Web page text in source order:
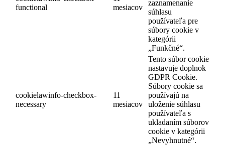
functional
mesiacov
zaznamenanie
súhlasu
používateľa pre
súbory cookie v
kategórii
„Funkčné“.
cookielawinfo-checkbox-
necessary
11
mesiacov
Tento súbor cookie
nastavuje doplnok
GDPR Cookie.
Súbory cookie sa
používajú na
uloženie súhlasu
používateľa s
ukladaním súborov
cookie v kategórii
„Nevyhnutné“.